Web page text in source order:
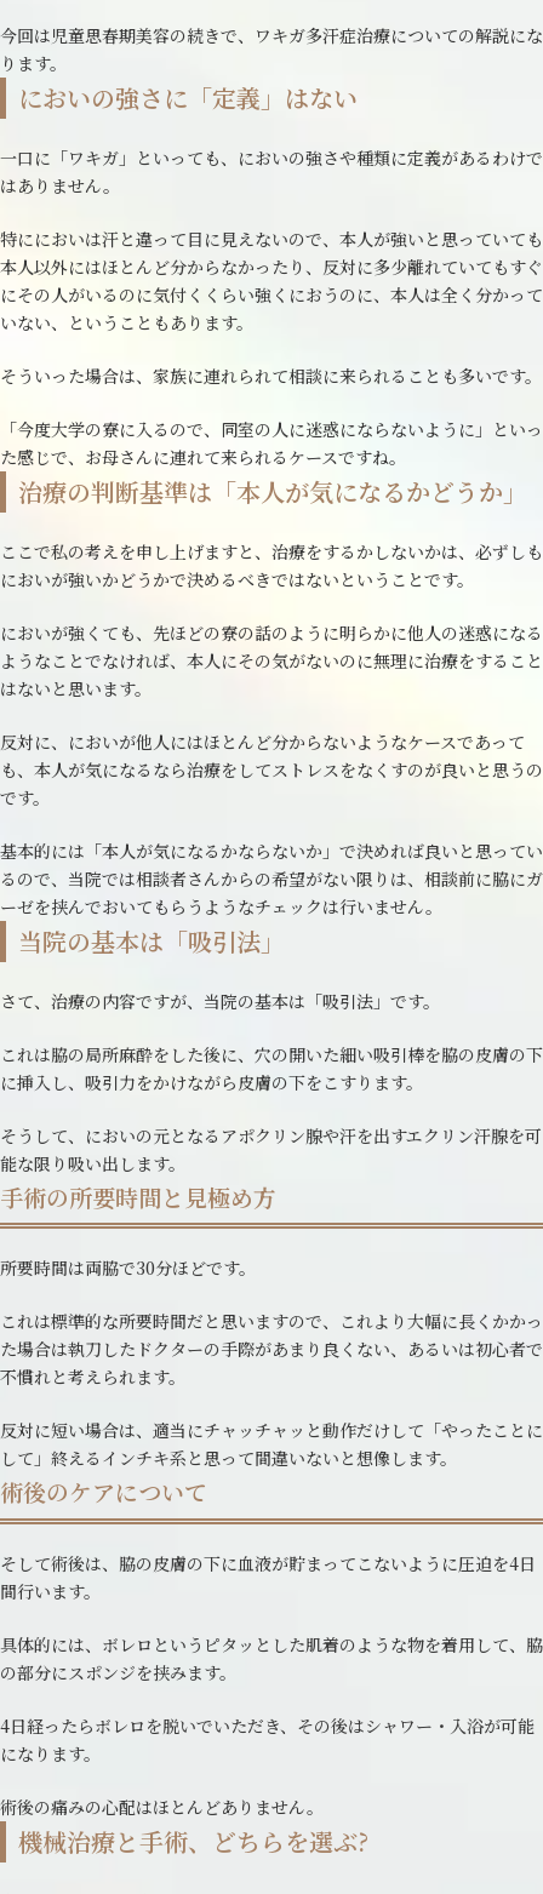
今回は児童思春期美容の続きで、ワキガ多汗症治療についての解説にな
ります。
においの強さに「定義」はない
一口に「ワキガ」といっても、においの強さや種類に定義があるわけで
はありません。
特ににおいは汗と違って目に見えないので、本人が強いと思っていても
本人以外にはほとんど分からなかったり、反対に多少離れていてもすぐ
にその人がいるのに気付くくらい強くにおうのに、本人は全く分かって
いない、ということもあります。
そういった場合は、家族に連れられて相談に来られることも多いです。
「今度大学の寮に入るので、同室の人に迷惑にならないように」といっ
た感じで、お母さんに連れて来られるケースですね。
治療の判断基準は「本人が気になるかどうか」
ここで私の考えを申し上げますと、治療をするかしないかは、必ずしも
においが強いかどうかで決めるべきではないということです。
においが強くても、先ほどの寮の話のように明らかに他人の迷惑になる
ようなことでなければ、本人にその気がないのに無理に治療をすること
はないと思います。
反対に、においが他人にはほとんど分からないようなケースであって
も、本人が気になるなら治療をしてストレスをなくすのが良いと思うの
です。
基本的には「本人が気になるかならないか」で決めれば良いと思ってい
るので、当院では相談者さんからの希望がない限りは、相談前に脇にガ
ーゼを挟んでおいてもらうようなチェックは行いません。
当院の基本は「吸引法」
さて、治療の内容ですが、当院の基本は「吸引法」です。
これは脇の局所麻酔をした後に、穴の開いた細い吸引棒を脇の皮膚の下
に挿入し、吸引力をかけながら皮膚の下をこすります。
そうして、においの元となるアポクリン腺や汗を出すエクリン汗腺を可
能な限り吸い出します。
手術の所要時間と見極め方
所要時間は両脇で30分ほどです。
これは標準的な所要時間だと思いますので、これより大幅に長くかかっ
た場合は執刀したドクターの手際があまり良くない、あるいは初心者で
不慣れと考えられます。
反対に短い場合は、適当にチャッチャッと動作だけして「やったことに
して」終えるインチキ系と思って間違いないと想像します。
術後のケアについて
そして術後は、脇の皮膚の下に血液が貯まってこないように圧迫を4日
間行います。
具体的には、ボレロというピタッとした肌着のような物を着用して、脇
の部分にスポンジを挟みます。
4日経ったらボレロを脱いでいただき、その後はシャワー・入浴が可能
になります。
術後の痛みの心配はほとんどありません。
機械治療と手術、どちらを選ぶ?